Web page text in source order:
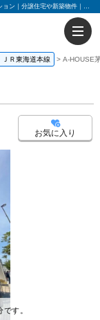
A-HOUSE茅ヶ崎 神奈川県茅ヶ崎市十間坂3丁目｜4,260万円の中古マンション｜分譲住宅や新築物件｜センチュリー21富士ハウジング
ＪＲ東海道本線 A-HOUSE
お気に入り
す。